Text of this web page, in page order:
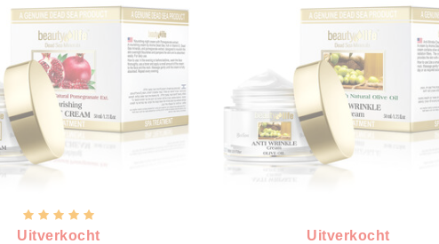
Uitverkocht
Uitverkocht